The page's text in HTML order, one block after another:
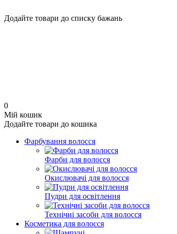
Додайте товари до списку бажань
0
Мій кошик
Додайте товари до кошика
Фарбування волосся
Фарби для волосся
Окислювачі для волосся
Пудри для освітлення
Технічні засоби для волосся
Косметика для волосся